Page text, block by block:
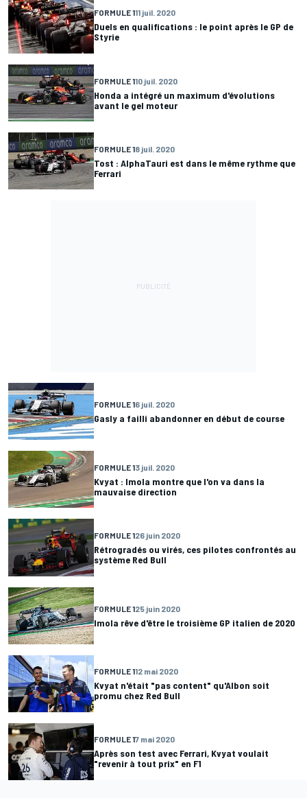
FORMULE 111 juil. 2020
Duels en qualifications : le point après le GP de
Styrie
FORMULE 110 juil. 2020
Honda a intégré un maximum d'évolutions
avant le gel moteur
FORMULE 18 juil. 2020
Tost : AlphaTauri est dans le même rythme que
Ferrari
FORMULE 16 juil. 2020
Gasly a failli abandonner en début de course
FORMULE 13 juil. 2020
Kvyat : Imola montre que l'on va dans la
mauvaise direction
FORMULE 126 juin 2020
Rétrogradés ou virés, ces pilotes confrontés au
système Red Bull
FORMULE 125 juin 2020
Imola rêve d'être le troisième GP italien de 2020
FORMULE 112 mai 2020
Kvyat n'était "pas content" qu'Albon soit
promu chez Red Bull
FORMULE 17 mai 2020
Après son test avec Ferrari, Kvyat voulait
"revenir à tout prix" en F1